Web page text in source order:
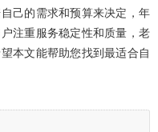
己的需求和预算来决定，年
注重服务稳定性和质量，老
本文能帮助您找到最适合自